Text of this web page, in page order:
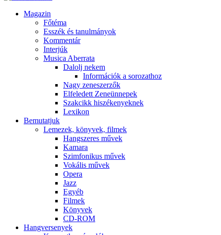
Magazin
Főtéma
Esszék és tanulmányok
Kommentár
Interjúk
Musica Aberrata
Dalolj nekem
Információk a sorozathoz
Nagy zeneszerzők
Elfeledett Zeneünnepek
Szakcikk hiszékenyeknek
Lexikon
Bemutatjuk
Lemezek, könyvek, filmek
Hangszeres művek
Kamara
Szimfonikus művek
Vokális művek
Opera
Jazz
Egyéb
Filmek
Könyvek
CD-ROM
Hangversenyek